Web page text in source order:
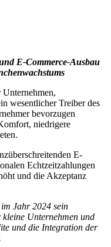
E-Commerce-Ausbau
wesentlicher Treiber des
bevorzugen
niedrigere
E-
Echtzeitzahlungen
und die Akzeptanz
Jahr 2024 sein
Unternehmen und
und die Integration der